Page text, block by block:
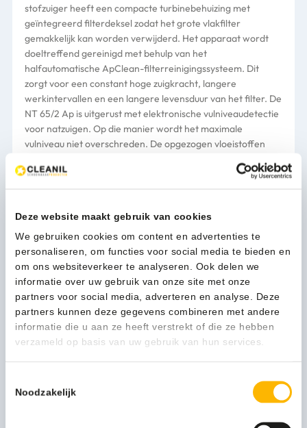
Deze website maakt gebruik van cookies
We gebruiken cookies om content en advertenties te
personaliseren, om functies voor social media te bieden en
om ons websiteverkeer te analyseren. Ook delen we
informatie over uw gebruik van onze site met onze
partners voor social media, adverteren en analyse. Deze
partners kunnen deze gegevens combineren met andere
informatie die u aan ze heeft verstrekt of die ze hebben
verzameld op basis van uw gebruik van hun services.
Noodzakelijk
stofzuiger heeft een compacte turbinebehuizing met
geïntegreerd filterdeksel zodat het grote vlakfilter
gemakkelijk kan worden verwijderd. Het apparaat wordt
doeltreffend gereinigd met behulp van het
halfautomatische ApClean-filterreinigingssysteem. Dit
zorgt voor een constant hoge zuigkracht, langere
werkintervallen en een langere levensduur van het filter. De
NT 65/2 Ap is uitgerust met elektronische vulniveaudetectie
voor natzuigen. Op die manier wordt het maximale
vulniveau niet overschreden. De opgezogen vloeistoffen
oliebestendige aftapslang. Toebehoren kan snel en
eenvoudig op de stofzuiger worden aangesloten met het
slangopbergsysteem, een houder voor toebehoren en een
groot vlak voor bv. gereedschap. De NT 65/2 Ap is
voldoende mobiel dankzij twee grote vaste wielen en twee
geleiderollen.
Verpakkingper stuk
1.195,85 (1.446,98 Incl. btw)
In winkelwagen